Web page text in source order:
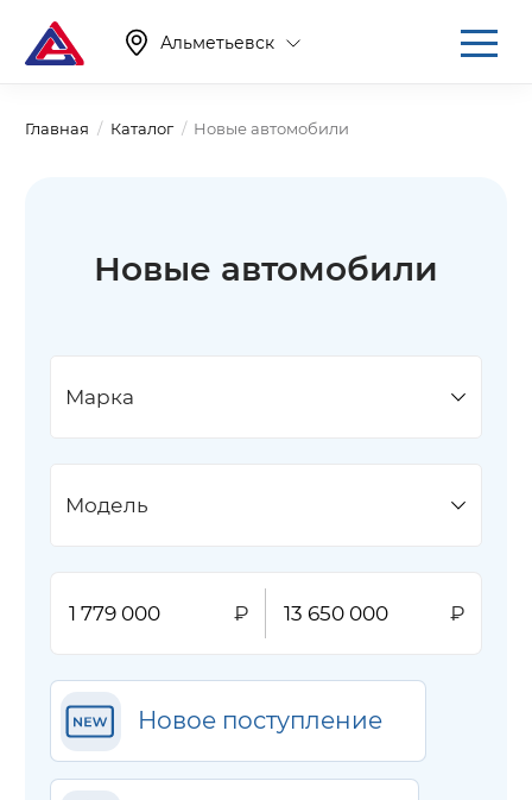
Альметьевск
Главная Каталог Новые автомобили
Новые автомобили
Марка
Модель
Новое поступление